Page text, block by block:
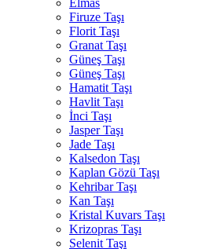
Elmas
Firuze Taşı
Florit Taşı
Granat Taşı
Güneş Taşı
Güneş Taşı
Hamatit Taşı
Havlit Taşı
İnci Taşı
Jasper Taşı
Jade Taşı
Kalsedon Taşı
Kaplan Gözü Taşı
Kehribar Taşı
Kan Taşı
Kristal Kuvars Taşı
Krizopras Taşı
Selenit Taşı